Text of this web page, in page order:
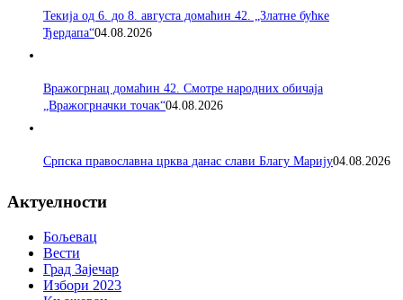
Текија од 6. до 8. августа домаћин 42. „Златне бућке
Ђердапа“04.08.2026
Вражогрнац домаћин 42. Смотре народних обичаја
„Вражогрначки точак“04.08.2026
Српска православна црква данас слави Благу Марију04.08.2026
Актуелности
Бољевац
Вести
Град Зајечар
Избори 2023